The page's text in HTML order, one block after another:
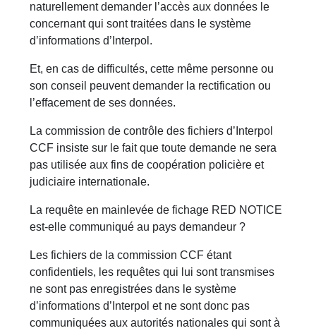
naturellement demander l’accès aux données le
concernant qui sont traitées dans le système
d’informations d’Interpol.
Et, en cas de difficultés, cette même personne ou
son conseil peuvent demander la rectification ou
l’effacement de ses données.
La commission de contrôle des fichiers d’Interpol
CCF insiste sur le fait que toute demande ne sera
pas utilisée aux fins de coopération policière et
judiciaire internationale.
La requête en mainlevée de fichage RED NOTICE
est-elle communiqué au pays demandeur ?
Les fichiers de la commission CCF étant
confidentiels, les requêtes qui lui sont transmises
ne sont pas enregistrées dans le système
d’informations d’Interpol et ne sont donc pas
communiquées aux autorités nationales qui sont à